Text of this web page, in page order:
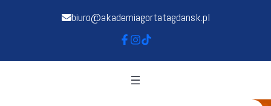
biuro@akademiagortatagdansk.pl